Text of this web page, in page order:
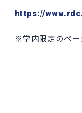
https://
※学内限定のペー